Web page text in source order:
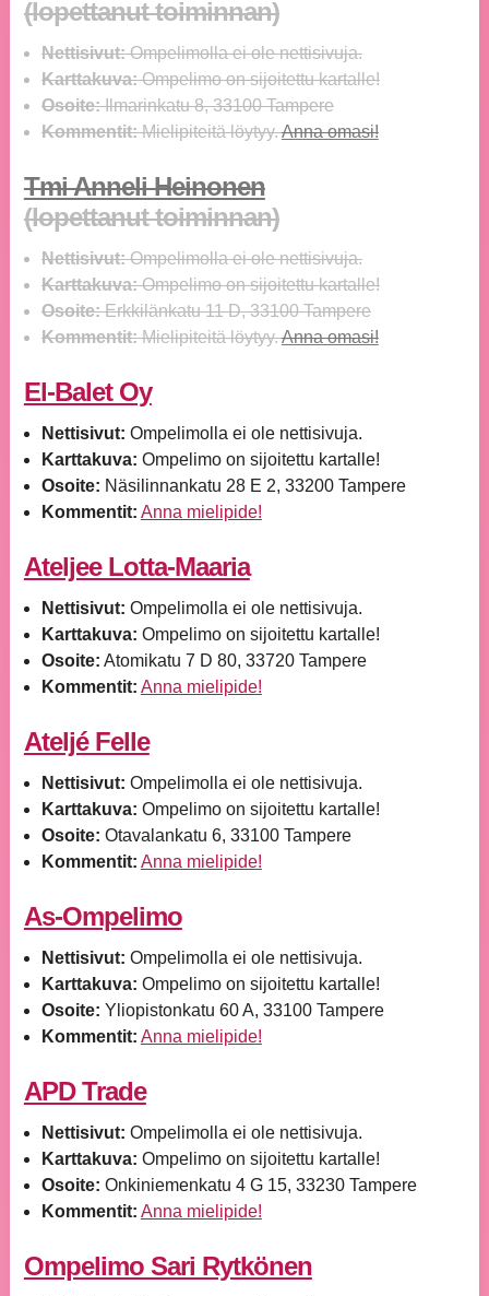
(lopettanut toiminnan)
Nettisivut:Ompelimolla ei ole nettisivuja.
Karttakuva:Ompelimo on sijoitettu kartalle!
Osoite:Ilmarinkatu 8, 33100 Tampere
Kommentit:Mielipiteitä löytyy.Anna omasi!
Tmi Anneli Heinonen
(lopettanut toiminnan)
Nettisivut:Ompelimolla ei ole nettisivuja.
Karttakuva:Ompelimo on sijoitettu kartalle!
Osoite:Erkkilänkatu 11 D, 33100 Tampere
Kommentit:Mielipiteitä löytyy.Anna omasi!
El-Balet Oy
Nettisivut: Ompelimolla ei ole nettisivuja.
Karttakuva: Ompelimo on sijoitettu kartalle!
Osoite: Näsilinnankatu 28 E 2, 33200 Tampere
Kommentit: Anna mielipide!
Ateljee Lotta-Maaria
Nettisivut: Ompelimolla ei ole nettisivuja.
Karttakuva: Ompelimo on sijoitettu kartalle!
Osoite: Atomikatu 7 D 80, 33720 Tampere
Kommentit: Anna mielipide!
Ateljé Felle
Nettisivut: Ompelimolla ei ole nettisivuja.
Karttakuva: Ompelimo on sijoitettu kartalle!
Osoite: Otavalankatu 6, 33100 Tampere
Kommentit: Anna mielipide!
As-Ompelimo
Nettisivut: Ompelimolla ei ole nettisivuja.
Karttakuva: Ompelimo on sijoitettu kartalle!
Osoite: Yliopistonkatu 60 A, 33100 Tampere
Kommentit: Anna mielipide!
APD Trade
Nettisivut: Ompelimolla ei ole nettisivuja.
Karttakuva: Ompelimo on sijoitettu kartalle!
Osoite: Onkiniemenkatu 4 G 15, 33230 Tampere
Kommentit: Anna mielipide!
Ompelimo Sari Rytkönen